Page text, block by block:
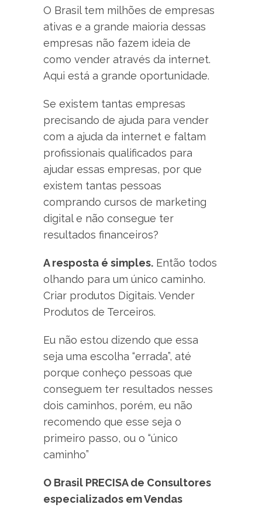
O Brasil tem milhões de empresas
ativas e a grande maioria dessas
empresas não fazem ideia de
como vender através da internet.
Aqui está a grande oportunidade.
Se existem tantas empresas
precisando de ajuda para vender
com a ajuda da internet e faltam
profissionais qualificados para
ajudar essas empresas, por que
existem tantas pessoas
comprando cursos de marketing
digital e não consegue ter
resultados financeiros?
A resposta é simples. Então todos
olhando para um único caminho.
Criar produtos Digitais. Vender
Produtos de Terceiros.
Eu não estou dizendo que essa
seja uma escolha “errada”, até
porque conheço pessoas que
conseguem ter resultados nesses
dois caminhos, porém, eu não
recomendo que esse seja o
primeiro passo, ou o “único
caminho”
O Brasil PRECISA de Consultores
especializados em Vendas